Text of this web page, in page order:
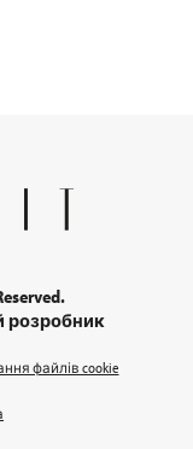
розробник
файлів cookie